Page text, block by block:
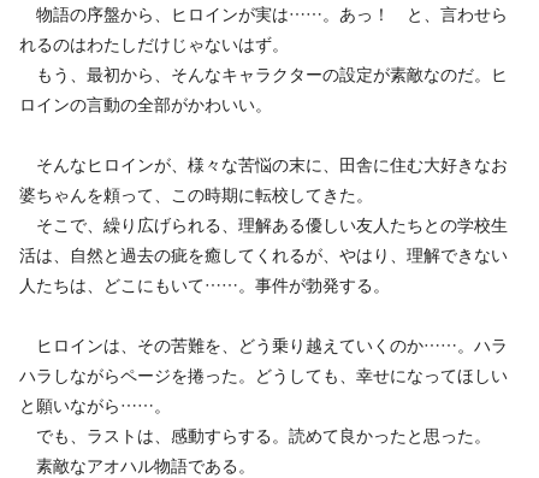
物語の序盤から、ヒロインが実は……。あっ！ と、言わせら
れるのはわたしだけじゃないはず。
もう、最初から、そんなキャラクターの設定が素敵なのだ。ヒ
ロインの言動の全部がかわいい。
そんなヒロインが、様々な苦悩の末に、田舎に住む大好きなお
婆ちゃんを頼って、この時期に転校してきた。
そこで、繰り広げられる、理解ある優しい友人たちとの学校生
活は、自然と過去の疵を癒してくれるが、やはり、理解できない
人たちは、どこにもいて……。事件が勃発する。
ヒロインは、その苦難を、どう乗り越えていくのか……。ハラ
ハラしながらページを捲った。どうしても、幸せになってほしい
と願いながら……。
でも、ラストは、感動すらする。読めて良かったと思った。
素敵なアオハル物語である。